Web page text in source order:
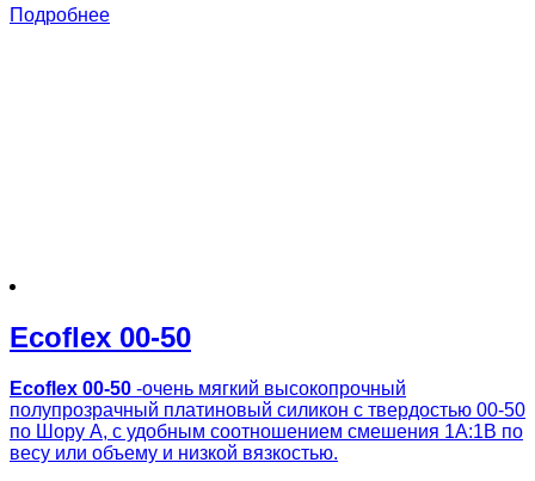
Подробнее
Ecoflex 00-50
Ecoflex 00-50 -очень мягкий высокопрочный
полупрозрачный платиновый силикон с твердостью 00-50
по Шору А, с удобным соотношением смешения 1А:1В по
весу или объему и низкой вязкостью.